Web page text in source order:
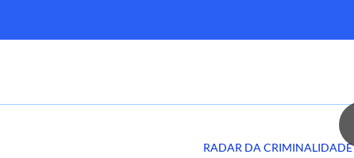
RADAR DA CRIMINALIDADE